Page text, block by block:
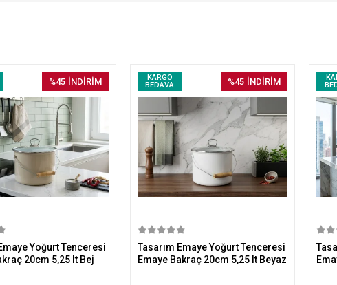
%45 İNDİRİM
Yoğurt Tenceresi
20cm 5,25 lt Bej
KARGO
BEDAVA
%45 İNDİRİM
Tasarım Emaye Yoğurt Tenceresi
Emaye Bakraç 20cm 5,25 lt Beyaz